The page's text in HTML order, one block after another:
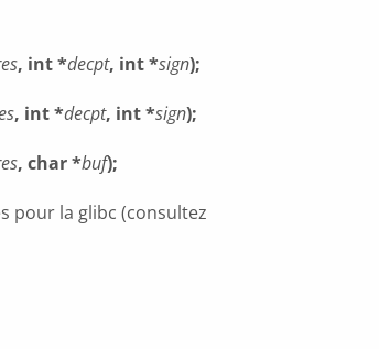
, int *decpt, int *sign);
, int *decpt, int *sign);
, char *buf);
pour la glibc (consultez